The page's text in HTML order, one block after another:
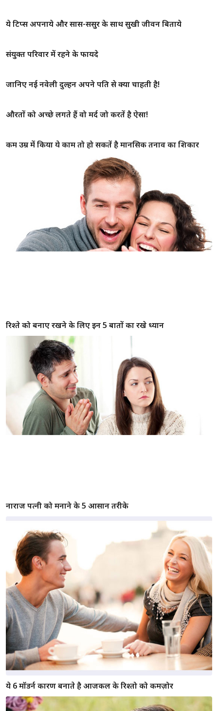
ये टिप्स अपनाये और सास-ससुर के साथ सुखी जीवन बिताये
संयुक्त परिवार में रहने के फायदे
जानिए नई नवेली दुल्हन अपने पति से क्या चाहती है!
औरतों को अच्छे लगते हैं वो मर्द जो करतें है ऐसा!
कम उम्र में किया ये काम तो हो सकतें है मानसिक तनाव का शिकार
रिश्ते को बनाए रखने के लिए इन 5 बातों का रखे ध्यान
नाराज पत्नी को मनाने के 5 आसान तरीके
ये 6 मॉडर्न कारण बनाते है आजकल के रिश्तो को कमज़ोर